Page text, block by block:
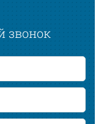
звонок